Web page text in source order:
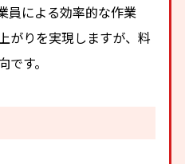
員による効率的な作業
がりを実現しますが、料
す。